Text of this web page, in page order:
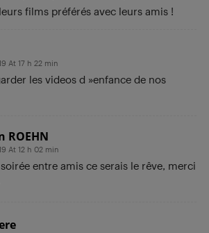
films préférés avec leurs amis !
At 17 h 22 min
les videos d »enfance de nos
ROEHN
At 12 h 02 min
entre amis ce serais le rêve, merci